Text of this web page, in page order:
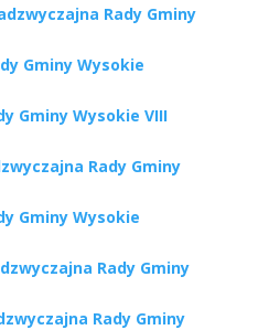
Rady Gminy
Gminy Wysokie
Gminy Wysokie VIII
Rady Gminy
Gminy Wysokie
Rady Gminy
Rady Gminy